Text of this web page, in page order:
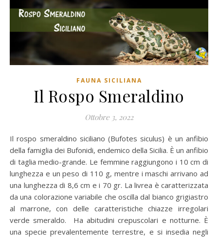
FAUNA SICILIANA
Il Rospo Smeraldino
Ottobre 3, 2022
Il rospo smeraldino siciliano (Bufotes siculus) è un anfibio
della famiglia dei Bufonidi, endemico della Sicilia. È un anfibio
di taglia medio-grande. Le femmine raggiungono i 10 cm di
lunghezza e un peso di 110 g, mentre i maschi arrivano ad
una lunghezza di 8,6 cm e i 70 gr. La livrea è caratterizzata
da una colorazione variabile che oscilla dal bianco grigiastro
al marrone, con delle caratteristiche chiazze irregolari
verde smeraldo. Ha abitudini crepuscolari e notturne. È
una specie prevalentemente terrestre, e si insedia negli